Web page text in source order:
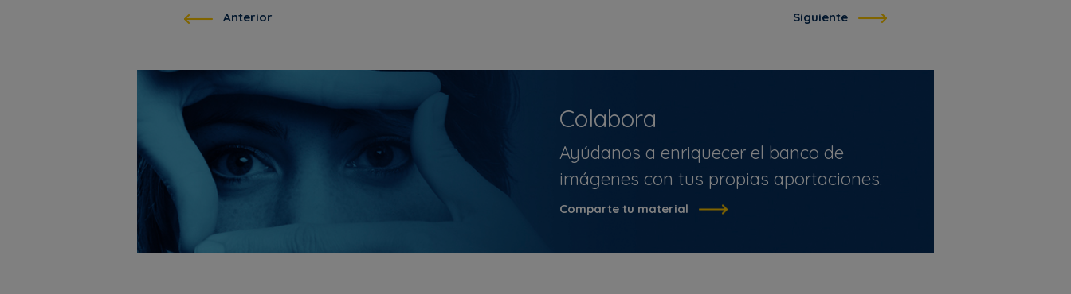
Anterior Siguiente
Colabora
Ayúdanos a enriquecer el banco de
imágenes con tus propias aportaciones.
Comparte tu material